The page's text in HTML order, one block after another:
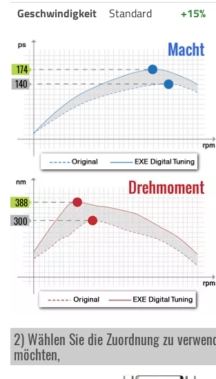
Geschwindigkeit
Standard +15%
140
174
300
388
2) Wählen Sie die Zuordnung zu
möchten,